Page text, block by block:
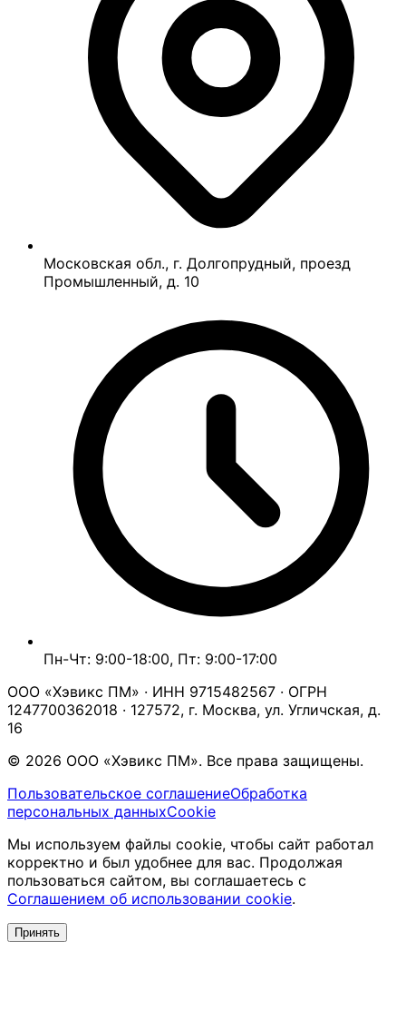
Московская обл., г. Долгопрудный, проезд
Промышленный, д. 10
Пн-Чт: 9:00-18:00, Пт: 9:00-17:00
ООО «Хэвикс ПМ» · ИНН 9715482567 · ОГРН
1247700362018 · 127572, г. Москва, ул. Угличская, д.
16
© 2026 ООО «Хэвикс ПМ». Все права защищены.
Пользовательское соглашениеОбработка
персональных данныхCookie
Мы используем файлы cookie, чтобы сайт работал
корректно и был удобнее для вас. Продолжая
пользоваться сайтом, вы соглашаетесь с
Соглашением об использовании cookie.
Принять